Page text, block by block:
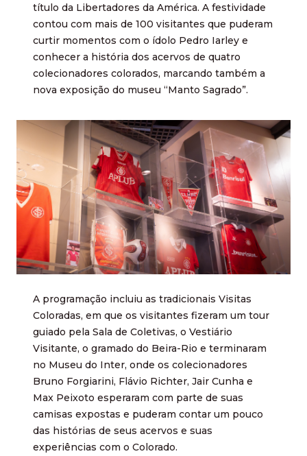
título da Libertadores da América. A festividade
contou com mais de 100 visitantes que puderam
curtir momentos com o ídolo Pedro Iarley e
conhecer a história dos acervos de quatro
colecionadores colorados, marcando também a
nova exposição do museu “Manto Sagrado”.
A programação incluiu as tradicionais Visitas
Coloradas, em que os visitantes fizeram um tour
guiado pela Sala de Coletivas, o Vestiário
Visitante, o gramado do Beira-Rio e terminaram
no Museu do Inter, onde os colecionadores
Bruno Forgiarini, Flávio Richter, Jair Cunha e
Max Peixoto esperaram com parte de suas
camisas expostas e puderam contar um pouco
das histórias de seus acervos e suas
experiências com o Colorado.